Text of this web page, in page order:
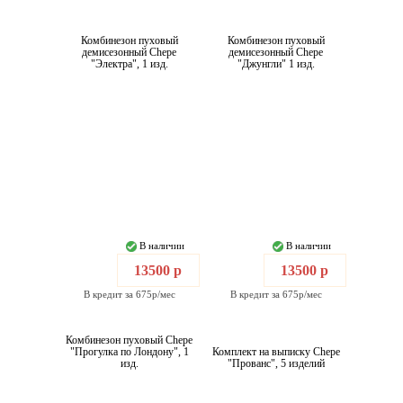
Комбинезон пуховый
демисезонный Chepe
"Электра", 1 изд.
В наличии
13500 р
В кредит за 675р/мес
Комбинезон пуховый
демисезонный Chepe
"Джунгли" 1 изд.
В наличии
13500 р
В кредит за 675р/мес
Комбинезон пуховый Chepe
"Прогулка по Лондону", 1
изд.
Комплект на выписку Chepe
"Прованс", 5 изделий